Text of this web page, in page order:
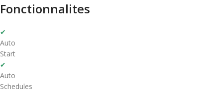
Fonctionnalites
✔
Auto
Start
✔
Auto
Schedules